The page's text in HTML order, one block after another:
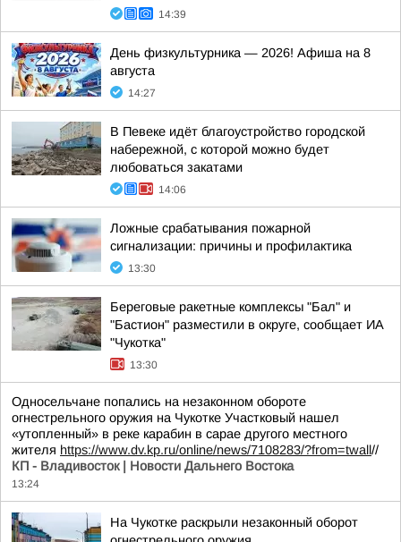
14:39
День физкультурника — 2026! Афиша на 8
августа
14:27
В Певеке идёт благоустройство городской
набережной, с которой можно будет
любоваться закатами
14:06
Ложные срабатывания пожарной
сигнализации: причины и профилактика
13:30
Береговые ракетные комплексы "Бал" и
"Бастион" разместили в округе, сообщает ИА
"Чукотка"
13:30
Односельчане попались на незаконном обороте
огнестрельного оружия на Чукотке Участковый нашел
«утопленный» в реке карабин в сарае другого местного
жителя https://www.dv.kp.ru/online/news/7108283/?from=twall//
КП - Владивосток | Новости Дальнего Востока
13:24
На Чукотке раскрыли незаконный оборот